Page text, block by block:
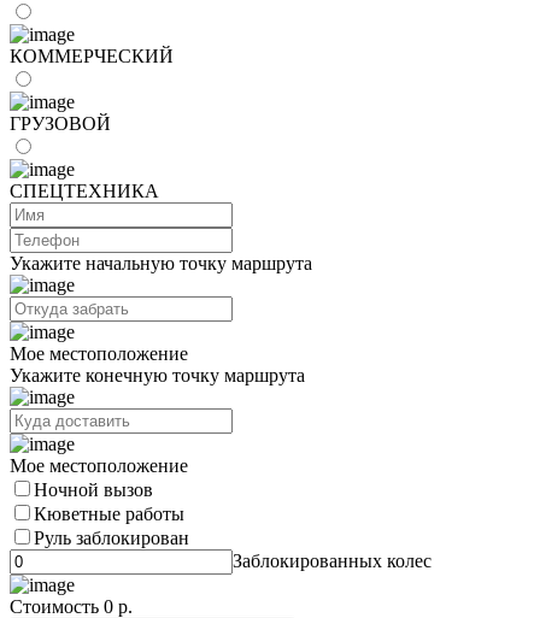
КОММЕРЧЕСКИЙ
ГРУЗОВОЙ
СПЕЦТЕХНИКА
Укажите начальную точку маршрута
Мое местоположение
Укажите конечную точку маршрута
Мое местоположение
Ночной вызов
Кюветные работы
Руль заблокирован
Заблокированных колес
Стоимость 0 р.